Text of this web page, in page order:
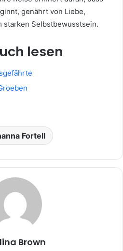
genährt von Liebe,
starken Selbstbewusstsein.
lesen
Fortell
Brown